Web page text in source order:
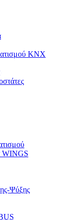
KNX
WINGS
Ψύξης